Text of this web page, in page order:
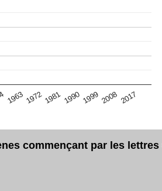
1963 19721981 1990 1999 2008 2017
commençant par les lettres